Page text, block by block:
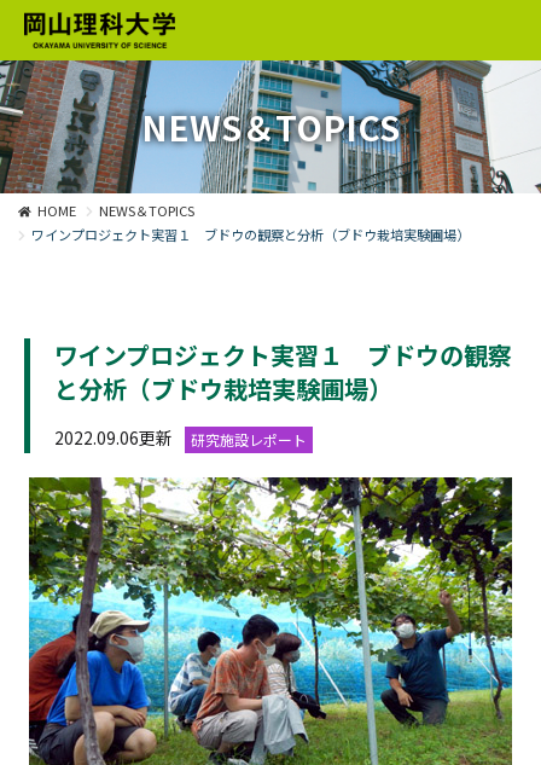
NEWS＆TOPICS
HOME
NEWS＆TOPICS
ワインプロジェクト実習１ ブドウの観察と分析（ブドウ栽培実験圃場）
ワインプロジェクト実習１ ブドウの観察
と分析（ブドウ栽培実験圃場）
2022.09.06更新 研究施設レポート